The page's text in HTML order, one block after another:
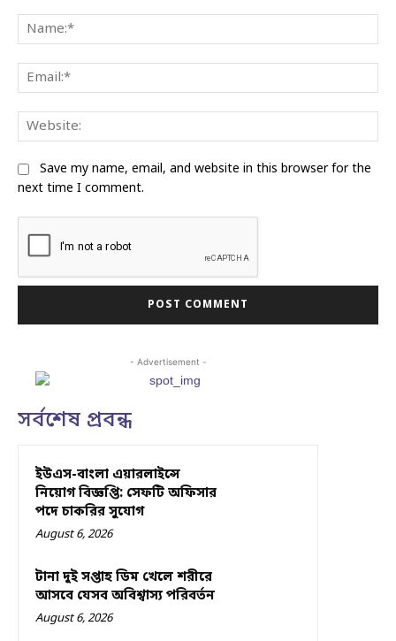
Save my name, email, and website in this browser for the
next time I comment.
- Advertisement -
সর্বশেষ প্রবন্ধ
ইউএস-বাংলা এয়ারলাইন্সে
নিয়োগ বিজ্ঞপ্তি: সেফটি অফিসার
পদে চাকরির সুযোগ
August 6, 2026
টানা দুই সপ্তাহ ডিম খেলে শরীরে
আসবে যেসব অবিশ্বাস্য পরিবর্তন
August 6, 2026